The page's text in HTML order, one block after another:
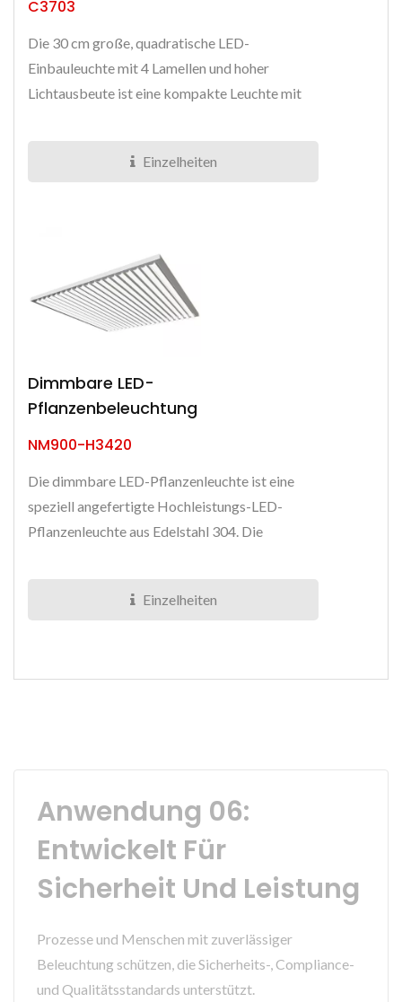
C3703
Die 30 cm große, quadratische LED-
Einbauleuchte mit 4 Lamellen und hoher
Lichtausbeute ist eine kompakte Leuchte mit
Einzelheiten
Dimmbare LED-
Pflanzenbeleuchtung
NM900-H3420
Die dimmbare LED-Pflanzenleuchte ist eine
speziell angefertigte Hochleistungs-LED-
Pflanzenleuchte aus Edelstahl 304. Die
Einzelheiten
Anwendung 06:
Entwickelt Für
Sicherheit Und Leistung
Prozesse und Menschen mit zuverlässiger
Beleuchtung schützen, die Sicherheits-, Compliance-
und Qualitätsstandards unterstützt.